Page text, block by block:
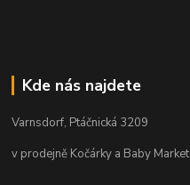
Kde nás najdete
Varnsdorf, Ptáčnická 3209
v prodejně Kočárky a Baby Market